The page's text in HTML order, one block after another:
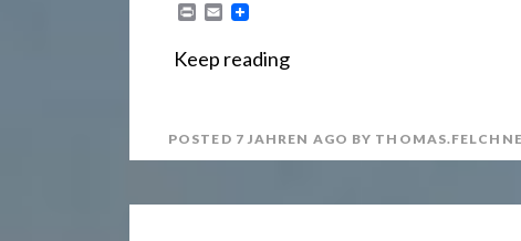
P
n
E
i
Keep reading
POSTED 7 JAHREN AGO BY